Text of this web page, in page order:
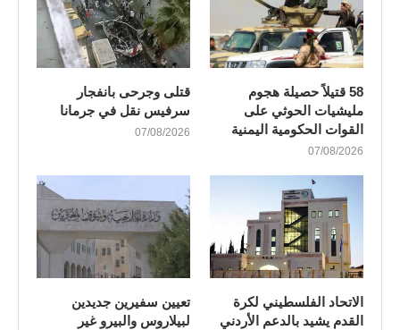
58 قتيلاً حصيلة هجوم
مليشيات الحوثي على
القوات الحكومية اليمنية
07/08/2026
قتلى وجرحى بانفجار
سرفيس نقل في جرمانا
07/08/2026
الاتحاد الفلسطيني لكرة
القدم يشيد بالدعم الأردني
تعيين سفيرين جديدين
لبيلاروس والبيرو غير